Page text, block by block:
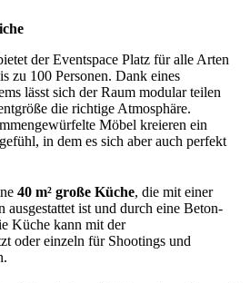
der Eventspace Platz für alle Arten
zu 100 Personen. Dank eines
lässt sich der Raum modular teilen
die richtige Atmosphäre.
Möbel kreieren ein
in dem es sich aber auch perfekt
40 m² große Küche, die mit einer
ausgestattet ist und durch eine Beton-
Küche kann mit der
oder einzeln für Shootings und